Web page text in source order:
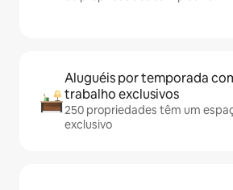
Aluguéis por temporada
trabalho exclusivos
250 propriedades têm um
exclusivo